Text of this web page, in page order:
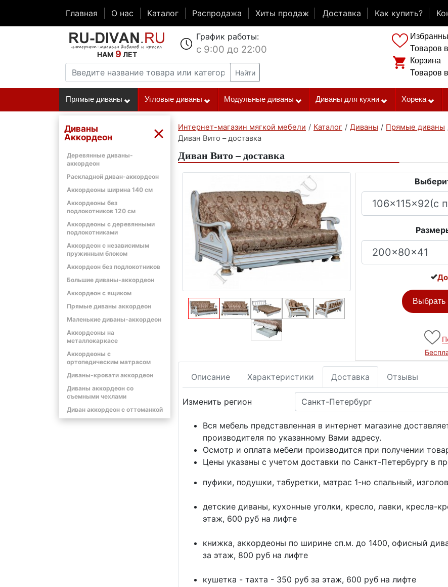
Главная О нас Каталог Распродажа Хиты продаж Доставка Как купить?
НАМ 9 ЛЕТ
График работы:
с 9:00 до 22:00
Найти
Товаров
Корзина
Товаров
Прямые диваны Угловые диваны Модульные диваны Диваны для кухни Хорека
Диваны
Аккордеон
Деревянные диваны-
аккордеон
Раскладной диван-аккордеон
Аккордеоны ширина 140 см
Аккордеоны без
подлокотников 120 см
Аккордеоны с деревянными
подлокотниками
Аккордеон с независимым
пружинным блоком
Аккордеон без подлокотников
Большие диваны-аккордеон
Аккордеон с ящиком
Прямые диваны аккордеон
Маленькие диваны-аккордеон
Аккордеоны на
металлокаркасе
Аккордеоны с
ортопедическим матрасом
Диваны-кровати аккордеон
Диваны аккордеон со
съемными чехлами
Диван аккордеон с оттоманкой
Интернет-магазин мягкой мебели / Каталог / Диваны / Прямые диваны
Диван Вито – доставка
Диван Вито – доставка
Выбрать
Описание Характеристики Доставка Отзывы
Изменить регион
Вся мебель представленная в интернет магазине
производителя по указанному Вами адресу.
Осмотр и оплата мебели производится при получении
Цены указаны с учетом доставки по Санкт-Петербургу в
пуфики, подушки, табуретки, матрас 1-но спальный,
детские диваны, кухонные уголки, кресло, лавки, кресла-
этаж, 600 руб на лифте
книжка, аккордеоны по ширине сп.м. до 1400, офисный
за этаж, 800 руб на лифте
кушетка - тахта - 350 руб за этаж, 600 руб на лифте